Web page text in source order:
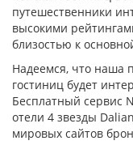
путешественники
высокими
близостью к
Надеемся, что наша
гостиниц будет
Бесплатный сервис
отели 4 звезды
мировых сайтов